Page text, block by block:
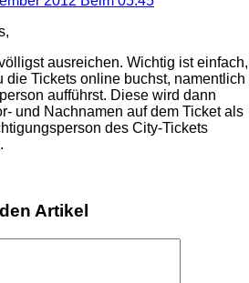
ausreichen. Wichtig ist einfach,
die Tickets online buchst, namentlich
aufführst. Diese wird dann
und Nachnamen auf dem Ticket als
des City-Tickets
Artikel